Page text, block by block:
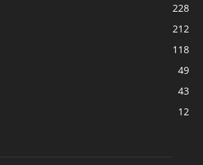
228
212
118
49
43
12